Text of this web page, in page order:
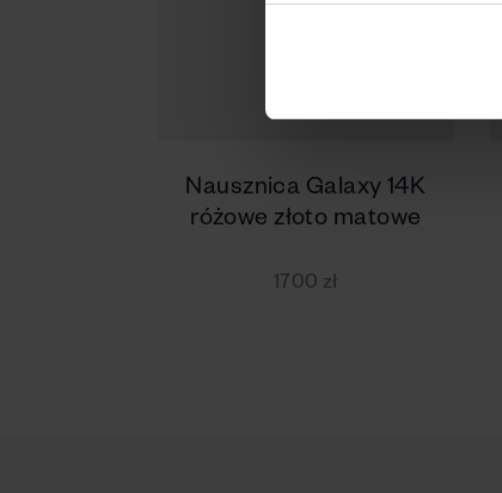
Nausznica Galaxy 14K
różowe złoto matowe
1700 zł